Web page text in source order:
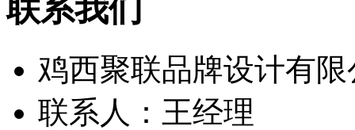
联系我们
鸡西聚联品牌设计有限
联系人：王经理